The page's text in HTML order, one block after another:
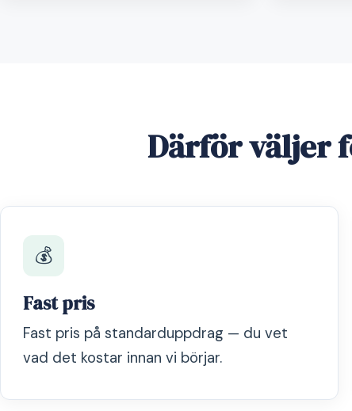
Därför väljer
💰
Fast pris
Fast pris på standarduppdrag — du vet
vad det kostar innan vi börjar.